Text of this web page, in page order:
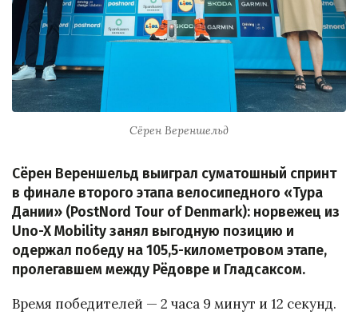
Сёрен Вереншельд
Сёрен Вереншельд выиграл суматошный спринт
в финале второго этапа велосипедного «Тура
Дании» (PostNord Tour of Denmark): норвежец из
Uno-X Mobility занял выгодную позицию и
одержал победу на 105,5-километровом этапе,
пролегавшем между Рёдовре и Гладсаксом.
Время победителей — 2 часа 9 минут и 12 секунд.